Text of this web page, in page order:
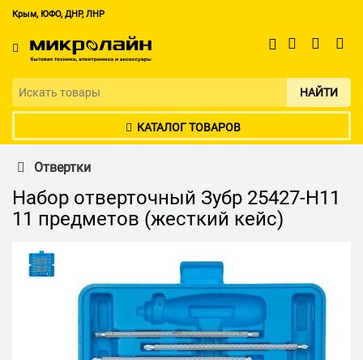
Крым, ЮФО, ДНР, ЛНР
НАЙТИ
КАТАЛОГ ТОВАРОВ
Отвертки
Набор отверточный Зубр 25427-H11
11 предметов (жесткий кейс)